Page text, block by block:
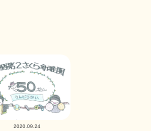
2020.09.24